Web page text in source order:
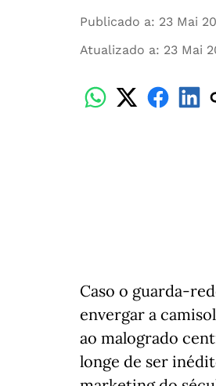
Publicado a: 23 Mai
Atualizado a: 23 Mai
Caso o guarda-
envergar a
ao malogrado
longe de ser